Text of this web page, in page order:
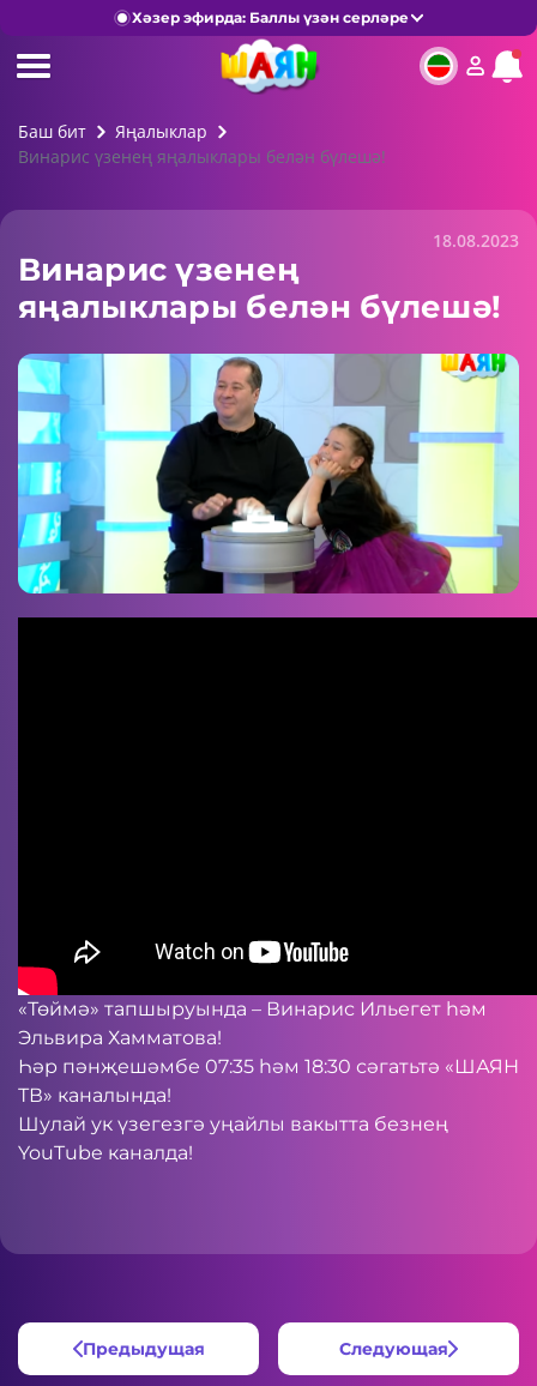
Хәзер эфирда: Баллы үзән серләре
Баш бит
Яңалыклар
Винарис үзенең яңалыклары белән бүлешә!
18.08.2023
Винарис үзенең
яңалыклары белән бүлешә!
«Төймә» тапшыруында – Винарис Ильегет һәм
Эльвира Хамматова!
Һәр пәнҗешәмбе 07:35 һәм 18:30 сәгатьтә «ШАЯН
ТВ» каналында!
Шулай ук үзегезгә уңайлы вакытта безнең
YouTube каналда!
Предыдущая Следующая